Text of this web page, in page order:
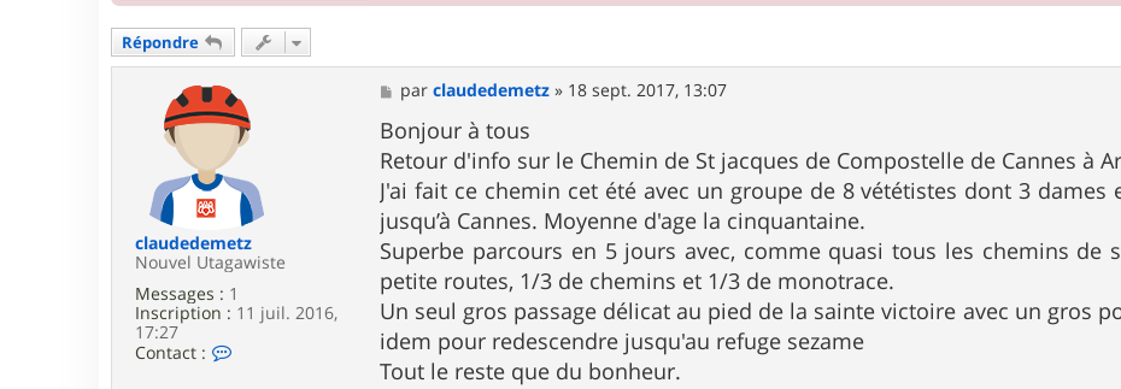
Répondre
claudedemetz
Nouvel Utagawiste
Messages : 1
Inscription : 11 juil. 2016,
17:27
Contact :
M
e
s
s
a
g
e
parclaudedemetz » 18 sept. 2017, 13:07
Bonjour à tous
Retour d'info sur le Chemin de St jacques de Compostelle de Cannes à
J'ai fait ce chemin cet été avec un groupe de 8 vététistes dont 3 dames
jusqu’à Cannes. Moyenne d'age la cinquantaine.
Superbe parcours en 5 jours avec, comme quasi tous les chemins de
petite routes, 1/3 de chemins et 1/3 de monotrace.
Un seul gros passage délicat au pied de la sainte victoire avec un gros
idem pour redescendre jusqu'au refuge sezame
Tout le reste que du bonheur.